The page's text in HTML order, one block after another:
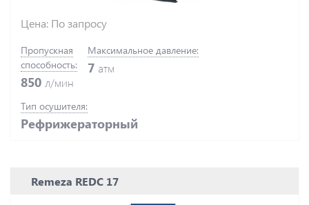
Цена: По запросу
Пропускная
способность:
850 л/мин
Максимальное давление:
7 атм
Тип осушителя:
Рефрижераторный
Remeza REDC 17